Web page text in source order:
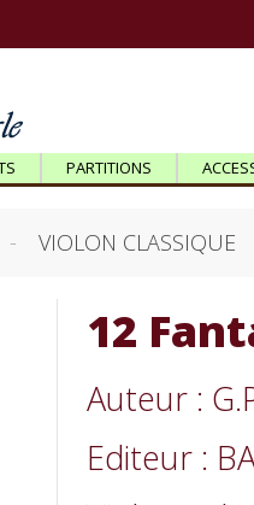
PARTITIONS
VIOLON CLASSIQUE
12
Auteur :
Editeur :